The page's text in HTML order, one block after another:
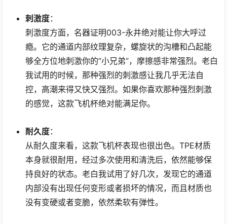
刺激度：
刺激度方面，名器证明003-永井绝对能让你大呼过
瘾。它的通道内部纹理复杂，螺旋状的沟槽和凸起能
够全方位地刺激你的“小兄弟”，摩擦感非常强烈。老白
我试用的时候，那种强烈的刺激感让我几乎无法自
控，高潮来得又快又强烈。如果你喜欢那种强烈刺激
的感觉，这款飞机杯绝对能满足你。
耐久度：
从耐久度来看，这款飞机杯表现也很出色。TPE材质
本身就很耐用，经过多次使用和清洗后，依然能够保
持良好的状态。老白我试用了好几次，发现它的通道
内部没有出现任何变形或者损坏的情况，而且材质也
没有变硬或者变脆，依然柔软有弹性。